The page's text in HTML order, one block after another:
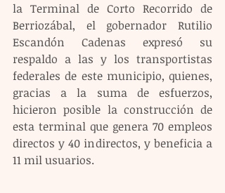
la Terminal de Corto Recorrido de
Berriozábal, el gobernador Rutilio
Escandón Cadenas expresó su
respaldo a las y los transportistas
federales de este municipio, quienes,
gracias a la suma de esfuerzos,
hicieron posible la construcción de
esta terminal que genera 70 empleos
directos y 40 indirectos, y beneficia a
11 mil usuarios.